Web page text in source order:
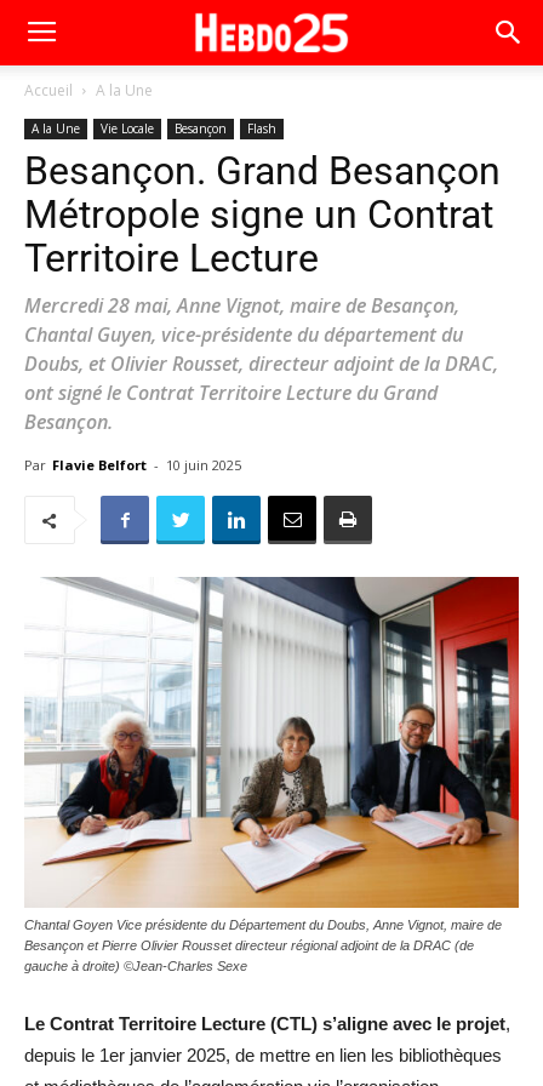
Accueil A la Une
A la Une Vie Locale Besançon Flash
Besançon. Grand Besançon
Métropole signe un Contrat
Territoire Lecture
Mercredi 28 mai, Anne Vignot, maire de Besançon,
Chantal Guyen, vice-présidente du département du
Doubs, et Olivier Rousset, directeur adjoint de la DRAC,
ont signé le Contrat Territoire Lecture du Grand
Besançon.
Par Flavie Belfort - 10 juin 2025
Chantal Goyen Vice présidente du Département du Doubs, Anne Vignot, maire de
Besançon et Pierre Olivier Rousset directeur régional adjoint de la DRAC (de
gauche à droite) ©Jean-Charles Sexe
Le Contrat Territoire Lecture (CTL) s’aligne avec le projet,
depuis le 1er janvier 2025, de mettre en lien les bibliothèques